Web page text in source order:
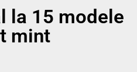
la 15 modele
mint